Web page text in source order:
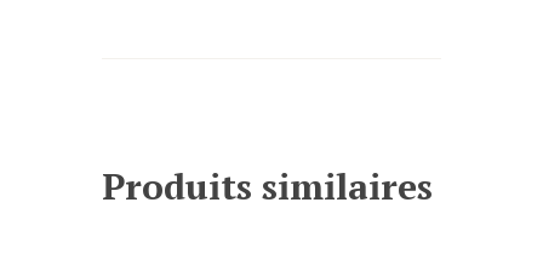
Produits similaires